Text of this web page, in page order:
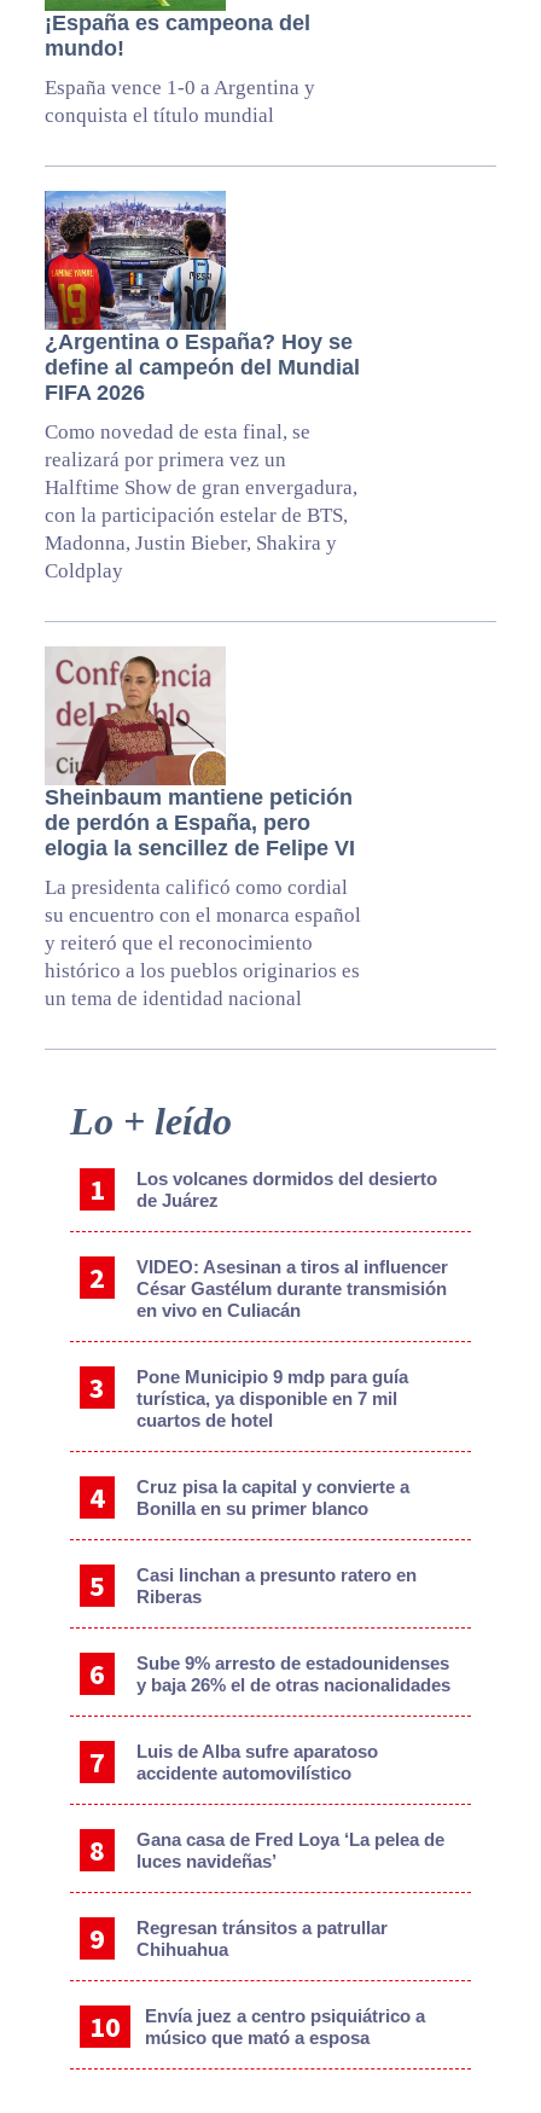
¡España es campeona del
mundo!
España vence 1-0 a Argentina y
conquista el título mundial
¿Argentina o España? Hoy se
define al campeón del Mundial
FIFA 2026
Como novedad de esta final, se
realizará por primera vez un
Halftime Show de gran envergadura,
con la participación estelar de BTS,
Madonna, Justin Bieber, Shakira y
Coldplay
Sheinbaum mantiene petición
de perdón a España, pero
elogia la sencillez de Felipe VI
La presidenta calificó como cordial
su encuentro con el monarca español
y reiteró que el reconocimiento
histórico a los pueblos originarios es
un tema de identidad nacional
Primary
Sidebar
Lo + leído
Los volcanes dormidos del desierto
de Juárez
VIDEO: Asesinan a tiros al influencer
César Gastélum durante transmisión
en vivo en Culiacán
Pone Municipio 9 mdp para guía
turística, ya disponible en 7 mil
cuartos de hotel
Cruz pisa la capital y convierte a
Bonilla en su primer blanco
Casi linchan a presunto ratero en
Riberas
Sube 9% arresto de estadounidenses
y baja 26% el de otras nacionalidades
Luis de Alba sufre aparatoso
accidente automovilístico
Gana casa de Fred Loya ‘La pelea de
luces navideñas’
Regresan tránsitos a patrullar
Chihuahua
Envía juez a centro psiquiátrico a
músico que mató a esposa